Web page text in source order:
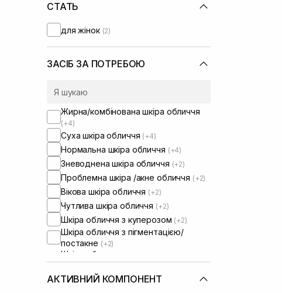
СТАТЬ
для жінок (2)
ЗАСІБ ЗА ПОТРЕБОЮ
Жирна/комбінована шкіра обличчя
(+4)
Суха шкіра обличчя (+4)
Нормальна шкіра обличчя (+4)
Зневоднена шкіра обличчя (+2)
Проблемна шкіра /акне обличчя (+2)
Вікова шкіра обличчя (+2)
Чутлива шкіра обличчя (+2)
Шкіра обличчя з куперозом (+2)
Шкіра обличчя з пігментацією/
постакне (+2)
Шкіра обличчя з розширеними
порами
Шкіра обличчя з порушеним
АКТИВНИЙ КОМПОНЕНТ